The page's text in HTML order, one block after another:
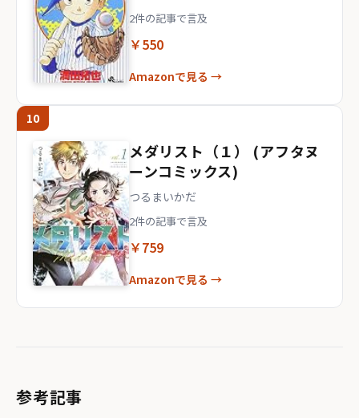
2件の記事で言及
￥550
Amazonで見る →
10
メダリスト（１） (アフタヌ
ーンコミックス)
つるまいかだ
2件の記事で言及
￥759
Amazonで見る →
参考記事